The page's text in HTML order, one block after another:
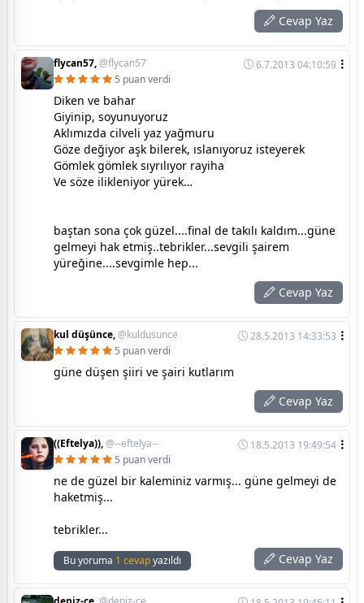
Cevap Yaz
flycan57,@flycan57
6.7.2013 04:10:59
5 puan verdi
Diken ve bahar
Giyinip, soyunuyoruz
Aklımızda cilveli yaz yağmuru
Göze değiyor aşk bilerek, ıslanıyoruz isteyerek
Gömlek gömlek sıyrılıyor rayiha
Ve söze ilikleniyor yürek…
baştan sona çok güzel....final de takılı kaldım...güne
gelmeyi hak etmiş..tebrikler...sevgili şairem
yüreğine....sevgimle hep...
Cevap Yaz
kul düşünce,@kuldusunce
28.5.2013 14:33:53
5 puan verdi
güne düşen şiiri ve şairi kutlarım
Cevap Yaz
((Eftelya)),@--eftelya--
18.5.2013 19:49:54
5 puan verdi
ne de güzel bir kaleminiz varmış... güne gelmeyi de
haketmiş...
tebrikler...
Bu yoruma 1 cevapyazıldı Cevap Yaz